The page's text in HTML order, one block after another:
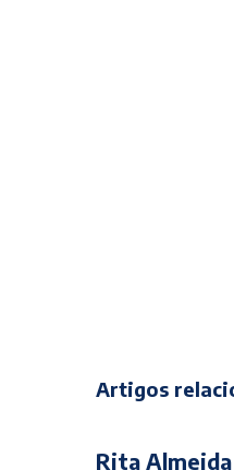
Artigos
Rita